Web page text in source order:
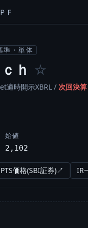
ＰＦ
準・単体
ｈ ☆
適時開示XBRL / 次回決
始値
2,102
PTS価格(SBI証券)↗ IR